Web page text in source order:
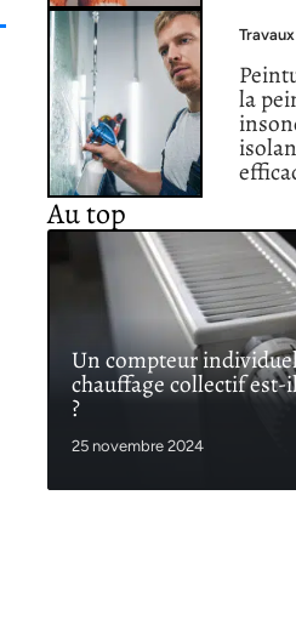
Travaux
la
Au top
Un compteur
chauffage collectif
?
25 novembre 2024